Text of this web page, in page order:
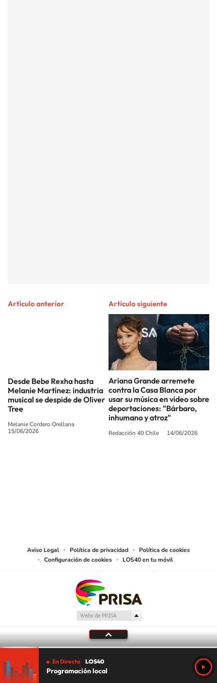
Artículo anterior
Desde Bebe Rexha hasta
Melanie Martínez: industria
musical se despide de Oliver
Tree
Melanie Cordero Orellana
15/06/2026
Artículo siguiente
Ariana Grande arremete
contra la Casa Blanca por
usar su música en video sobre
deportaciones: "Bárbaro,
inhumano y atroz"
Redacción 40 Chile 14/06/2026
Aviso Legal Política de privacidad
Política de cookies
Configuración de cookies
LOS40 en tu móvil
En Directo LOS40
Programación local